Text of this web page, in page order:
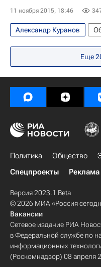
11 ноября 2015, 18:46
Александр Куранов
Медиа - Общество
МИД Чехии
Еще
Политика Общество
Спецпроекты
Реклама
Версия 2023.1 Beta
© 2026 МИА «Россия
Вакансии
Сетевое издание РИА
в Федеральной службе по
информационных
(Роскомнадзор) 08 апреля